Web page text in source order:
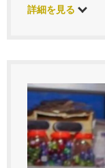
詳細を見る